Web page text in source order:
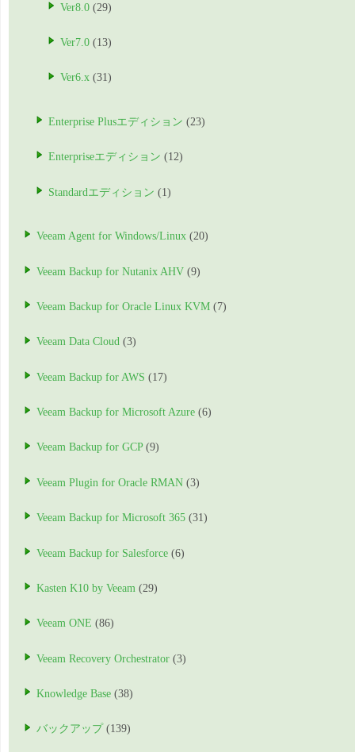
Ver8.0 (29)
Ver7.0 (13)
Ver6.x (31)
Enterprise Plusエディション (23)
Enterpriseエディション (12)
Standardエディション (1)
Veeam Agent for Windows/Linux (20)
Veeam Backup for Nutanix AHV (9)
Veeam Backup for Oracle Linux KVM (7)
Veeam Data Cloud (3)
Veeam Backup for AWS (17)
Veeam Backup for Microsoft Azure (6)
Veeam Backup for GCP(9)
Veeam Plugin for Oracle RMAN (3)
Veeam Backup for Microsoft 365 (31)
Veeam Backup for Salesforce (6)
Kasten K10 by Veeam (29)
Veeam ONE (86)
Veeam Recovery Orchestrator (3)
Knowledge Base (38)
バックアップ (139)